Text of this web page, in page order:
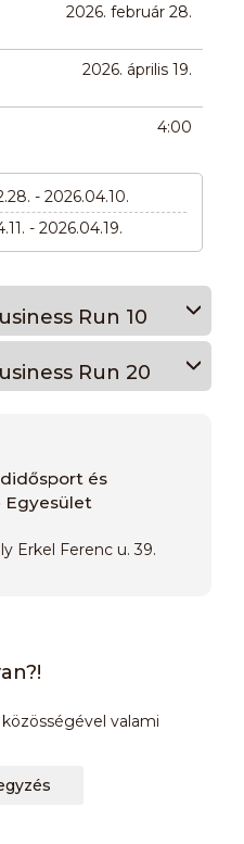
2026. február 28.
2026. április 19.
4:00
- 2026.04.10.
- 2026.04.19.
Run 10
Run 20
és
Egyesület
Erkel Ferenc u. 39.
valami